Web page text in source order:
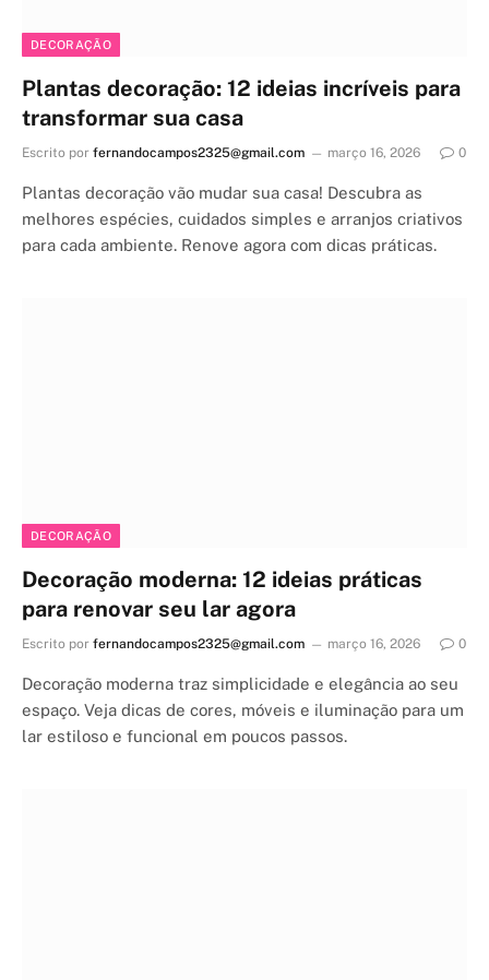
DECORAÇÃO
Plantas decoração: 12 ideias incríveis para
transformar sua casa
Escrito por fernandocampos2325@gmail.com março 16, 2026 0
Plantas decoração vão mudar sua casa! Descubra as
melhores espécies, cuidados simples e arranjos criativos
para cada ambiente. Renove agora com dicas práticas.
DECORAÇÃO
Decoração moderna: 12 ideias práticas
para renovar seu lar agora
Escrito por fernandocampos2325@gmail.com março 16, 2026 0
Decoração moderna traz simplicidade e elegância ao seu
espaço. Veja dicas de cores, móveis e iluminação para um
lar estiloso e funcional em poucos passos.